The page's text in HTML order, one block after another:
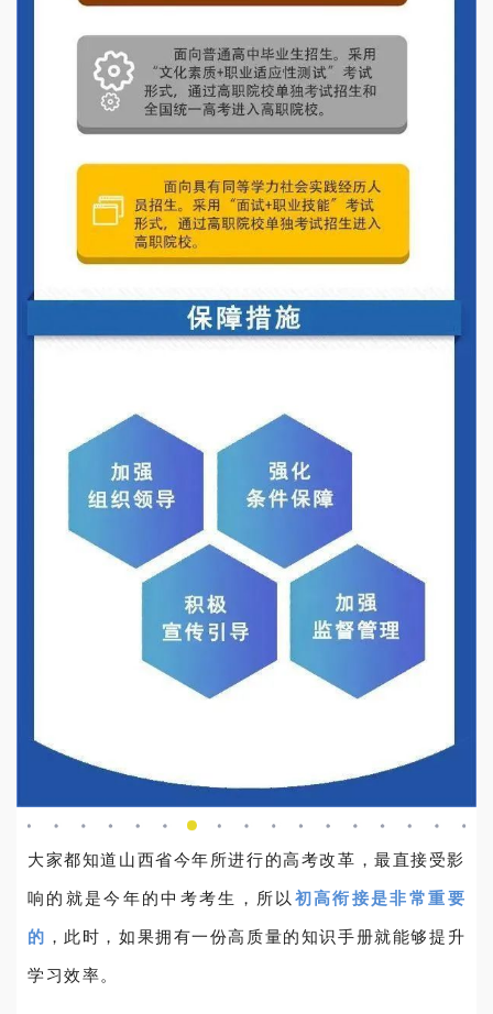
大家都知道山西省今年所进行的高考改革，最直接受影
响的就是今年的中考考生，所以 初高衔接是非常重要
的 ，此时，如果拥有一份高质量的知识手册就能够提升
学习效率。